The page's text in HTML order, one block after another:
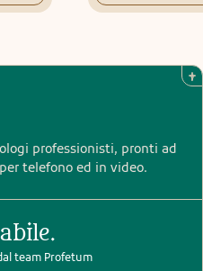
professionisti, pronti ad
telefono ed in video.
team Profetum